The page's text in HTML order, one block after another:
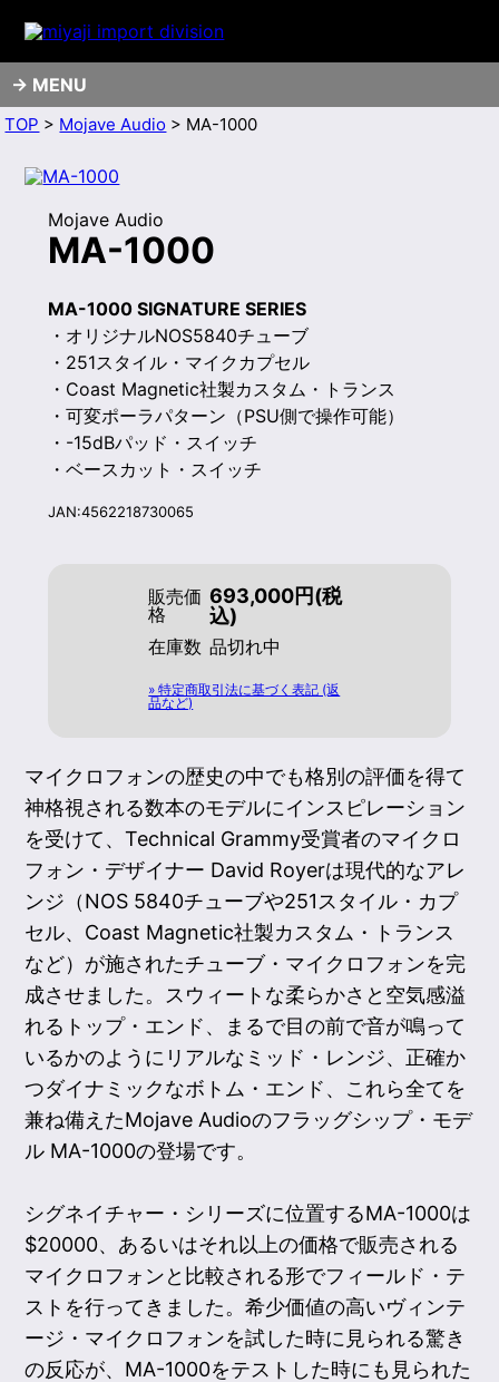
MENU
TOP > Mojave Audio > MA-1000
Mojave Audio
MA-1000
MA-1000 SIGNATURE SERIES
・オリジナルNOS5840チューブ
・251スタイル・マイクカプセル
・Coast Magnetic社製カスタム・トランス
・可変ポーラパターン（PSU側で操作可能）
・-15dBパッド・スイッチ
・ベースカット・スイッチ
JAN:4562218730065
販売価
格
693,000円(税
込)
在庫数 品切れ中
» 特定商取引法に基づく表記 (返
品など)
マイクロフォンの歴史の中でも格別の評価を得て
神格視される数本のモデルにインスピレーション
を受けて、Technical Grammy受賞者のマイクロ
フォン・デザイナー David Royerは現代的なアレ
ンジ（NOS 5840チューブや251スタイル・カプ
セル、Coast Magnetic社製カスタム・トランス
など）が施されたチューブ・マイクロフォンを完
成させました。スウィートな柔らかさと空気感溢
れるトップ・エンド、まるで目の前で音が鳴って
いるかのようにリアルなミッド・レンジ、正確か
つダイナミックなボトム・エンド、これら全てを
兼ね備えたMojave Audioのフラッグシップ・モデ
ル MA-1000の登場です。
シグネイチャー・シリーズに位置するMA-1000は
$20000、あるいはそれ以上の価格で販売される
マイクロフォンと比較される形でフィールド・テ
ストを行ってきました。希少価値の高いヴィンテ
ージ・マイクロフォンを試した時に見られる驚き
の反応が、MA-1000をテストした時にも見られた